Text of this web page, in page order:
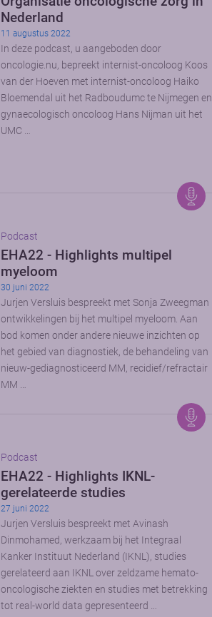
Nederland
11 augustus 2022
In deze podcast, u aangeboden door
oncologie.nu, bepreekt internist-oncoloog Koos
van der Hoeven met internist-oncoloog Haiko
Bloemendal uit het Radboudumc te Nijmegen en
gynaecologisch oncoloog Hans Nijman uit het
UMC …
Podcast
EHA22 - Highlights multipel
myeloom
30 juni 2022
Jurjen Versluis bespreekt met Sonja Zweegman
ontwikkelingen bij het multipel myeloom. Aan
bod komen onder andere nieuwe inzichten op
het gebied van diagnostiek, de behandeling van
nieuw-gediagnosticeerd MM, recidief/refractair
MM …
Podcast
EHA22 - Highlights IKNL-
gerelateerde studies
27 juni 2022
Jurjen Versluis bespreekt met Avinash
Dinmohamed, werkzaam bij het Integraal
Kanker Instituut Nederland (IKNL), studies
gerelateerd aan IKNL over zeldzame hemato-
oncologische ziekten en studies met betrekking
tot real-world data gepresenteerd …